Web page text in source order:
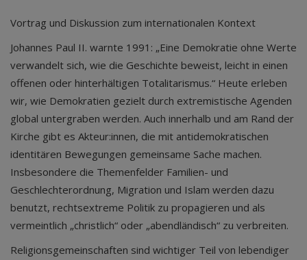
Vortrag und Diskussion zum internationalen Kontext
Johannes Paul II. warnte 1991: „Eine Demokratie ohne Werte
verwandelt sich, wie die Geschichte beweist, leicht in einen
offenen oder hinterhältigen Totalitarismus.“ Heute erleben
wir, wie Demokratien gezielt durch extremistische Agenden
global untergraben werden. Auch innerhalb und am Rand der
Kirche gibt es Akteur:innen, die mit antidemokratischen
identitären Bewegungen gemeinsame Sache machen.
Insbesondere die Themenfelder Familien- und
Geschlechterordnung, Migration und Islam werden dazu
benutzt, rechtsextreme Politik zu propagieren und als
vermeintlich „christlich“ oder „abendländisch“ zu verbreiten.
Religionsgemeinschaften sind wichtiger Teil von lebendiger